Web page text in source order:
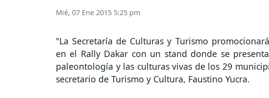
Mié, 07 Ene 2015 5:25 pm
"La Secretaría de Culturas y Turismo
en el Rally Dakar con un stand donde se
paleontología y las culturas vivas de los 29
secretario de Turismo y Cultura, Faustino Yucra.